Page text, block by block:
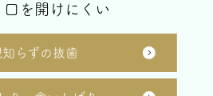
を開けにくい
知らずの抜歯